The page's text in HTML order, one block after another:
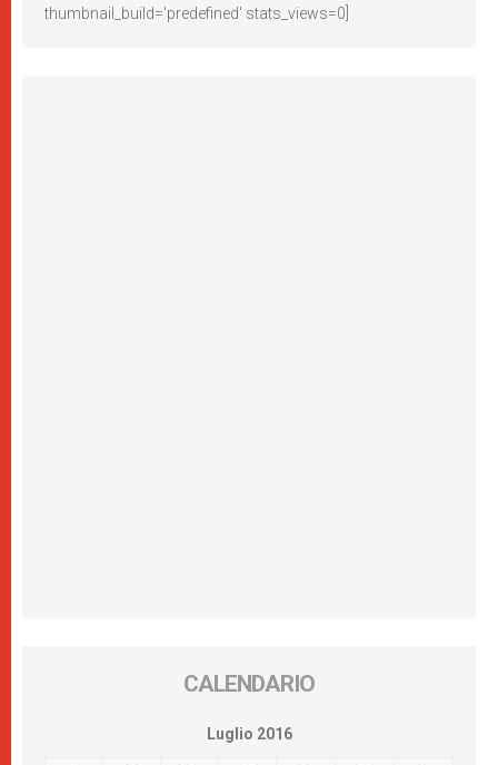
thumbnail_build='predefined' stats_views=0]
CALENDARIO
Luglio 2016